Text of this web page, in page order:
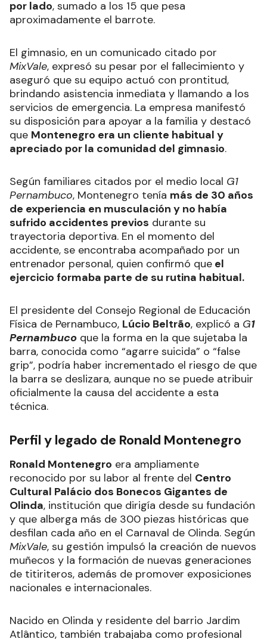
por lado, sumado a los 15 que pesa
aproximadamente el barrote.
El gimnasio, en un comunicado citado por
MixVale, expresó su pesar por el fallecimiento y
aseguró que su equipo actuó con prontitud,
brindando asistencia inmediata y llamando a los
servicios de emergencia. La empresa manifestó
su disposición para apoyar a la familia y destacó
que Montenegro era un cliente habitual y
apreciado por la comunidad del gimnasio.
Según familiares citados por el medio local G1
Pernambuco, Montenegro tenía más de 30 años
de experiencia en musculación y no había
sufrido accidentes previos durante su
trayectoria deportiva. En el momento del
accidente, se encontraba acompañado por un
entrenador personal, quien confirmó que el
ejercicio formaba parte de su rutina habitual.
El presidente del Consejo Regional de Educación
Física de Pernambuco, Lúcio Beltrão, explicó a G1
Pernambuco que la forma en la que sujetaba la
barra, conocida como “agarre suicida” o “false
grip”, podría haber incrementado el riesgo de que
la barra se deslizara, aunque no se puede atribuir
oficialmente la causa del accidente a esta
técnica.
Perfil y legado de Ronald Montenegro
Ronald Montenegro era ampliamente
reconocido por su labor al frente del Centro
Cultural Palácio dos Bonecos Gigantes de
Olinda, institución que dirigía desde su fundación
y que alberga más de 300 piezas históricas que
desfilan cada año en el Carnaval de Olinda. Según
MixVale, su gestión impulsó la creación de nuevos
muñecos y la formación de nuevas generaciones
de titiriteros, además de promover exposiciones
nacionales e internacionales.
Nacido en Olinda y residente del barrio Jardim
Atlântico, también trabajaba como profesional